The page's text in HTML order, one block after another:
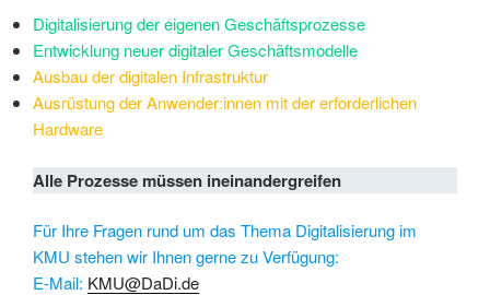
Digitalisierung der eigenen Geschäftsprozesse
Entwicklung neuer digitaler Geschäftsmodelle
Ausbau der digitalen Infrastruktur
Ausrüstung der Anwender:innen mit der erforderlichen
Hardware
Alle Prozesse müssen ineinandergreifen
Für Ihre Fragen rund um das Thema Digitalisierung im
KMU stehen wir Ihnen gerne zu Verfügung:
E-Mail: KMU@DaDi.de